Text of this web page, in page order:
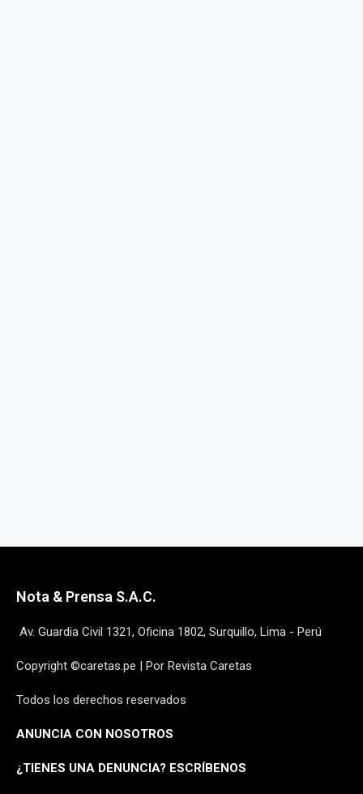
Nota & Prensa S.A.C.
Av. Guardia Civil 1321, Oficina 1802, Surquillo, Lima - Perú
Copyright ©caretas.pe | Por Revista Caretas
Todos los derechos reservados
ANUNCIA CON NOSOTROS
¿TIENES UNA DENUNCIA? ESCRÍBENOS